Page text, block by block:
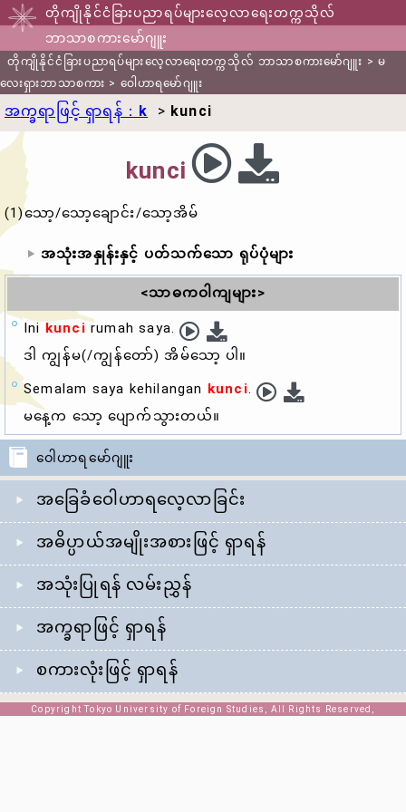
တိုကျိုနိုင်ငံခြားပညာရပ်များလေ့လာရေးတက္ကသိုလ်
ဘာသာစကားမော်ဂျူး
တိုကျိုနိုင်ငံခြားပညာရပ်များလေ့လာရေးတက္ကသိုလ် ဘာသာစကားမော်ဂျူး >မ
လေးရှားဘာသာစကား > ဝေါဟာရမော်ဂျူး
ဝေါဟာရမော်ဂျူး
အခြေခံဝေါဟာရလေ့လာခြင်း
အဓိပ္ပာယ်အမျိုးအစားဖြင့် ရှာရန်
အသုံးပြုရန် လမ်းညွှန်
အက္ခရာဖြင့် ရှာရန်
စကားလုံးဖြင့် ရှာရန်
အက္ခရာဖြင့် ရှာရန်： k > kunci
kunci
(1)သော့/သော့ချောင်း/သော့အိမ်
အသုံးအနှုန်းနှင့် ပတ်သက်သော ရုပ်ပုံများ
<သာဓကဝါကျများ>
Ini kunci rumah saya.
ဒါ ကျွန်မ(/ကျွန်တော်) အိမ်သော့ ပါ။
Semalam saya kehilangan kunci.
မနေ့က သော့ ပျောက်သွားတယ်။
Copyright Tokyo University of Foreign Studies, All Rights Reserved,